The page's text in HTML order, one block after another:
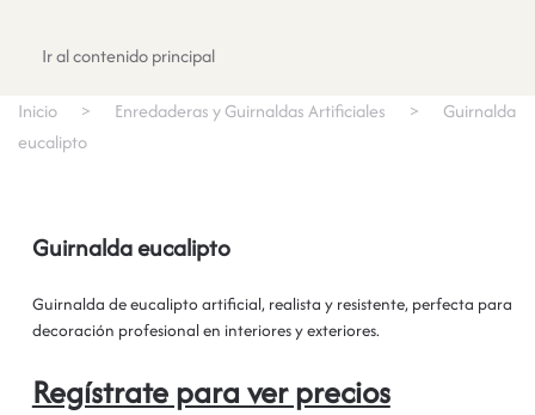
Ir al contenido principal
Inicio Enredaderas y Guirnaldas Artificiales
Guirnalda
eucalipto
Guirnalda eucalipto
Guirnalda de eucalipto artificial, realista y resistente, perfecta para
decoración profesional en interiores y exteriores.
Regístrate para ver precios